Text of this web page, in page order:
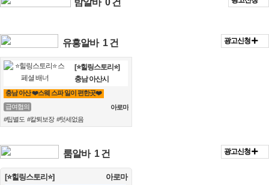
밤알바 0 건
유흥알바 1 건 광고신청
[⭐힐링스토리⭐]
충남 아산시
충남 아산 ❤️스웨 스파 일이 편한곳❤️
급여협의
아로마
#팁별도 #칼퇴보장 #텃세없음
룸알바 1 건 광고신청
[⭐힐링스토리⭐]
아로마